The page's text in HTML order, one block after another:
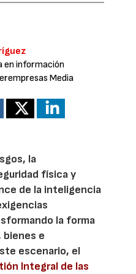
en información
Media
la
física y
de la inteligencia
la forma
bienes e
escenario, el
Integral de las